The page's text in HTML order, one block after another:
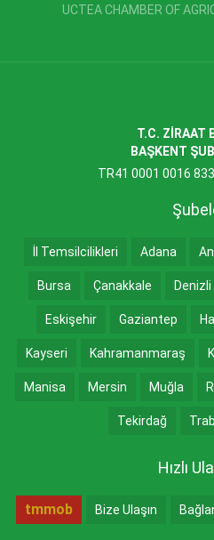
UCTEA CHAMBER OF
T.C. ZİRAAT
BAŞKENT
TR41 0001 0016
İl Temsilcilikleri Adana
Bursa Çanakkale Denizli
Eskişehir Gaziantep
Kayseri Kahramanmaraş
Manisa Mersin Muğla
Tekirdağ
Hızlı
tmmob Bize Ulaşın